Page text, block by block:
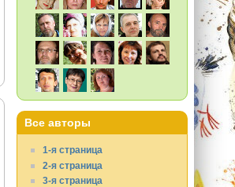
Все авторы
1-я страница
2-я страница
3-я страница